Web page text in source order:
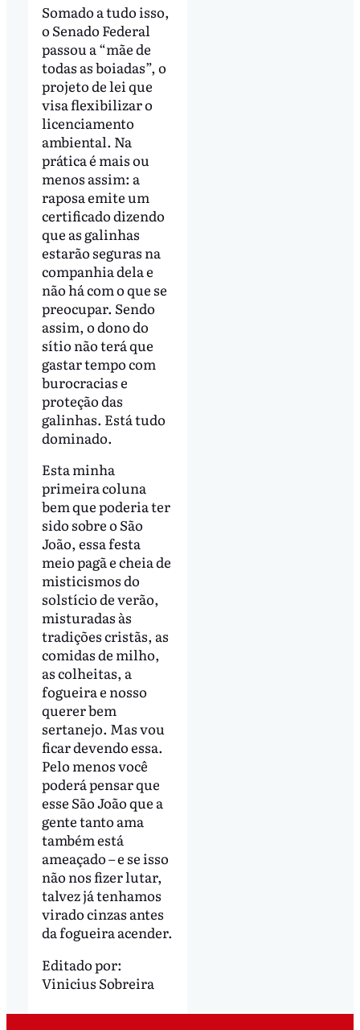
Somado a tudo isso,
o Senado Federal
passou a “mãe de
todas as boiadas”, o
projeto de lei que
visa flexibilizar o
licenciamento
ambiental. Na
prática é mais ou
menos assim: a
raposa emite um
certificado dizendo
que as galinhas
estarão seguras na
companhia dela e
não há com o que se
preocupar. Sendo
assim, o dono do
sítio não terá que
gastar tempo com
burocracias e
proteção das
galinhas. Está tudo
dominado.
Esta minha
primeira coluna
bem que poderia ter
sido sobre o São
João, essa festa
meio pagã e cheia de
misticismos do
solstício de verão,
misturadas às
tradições cristãs, as
comidas de milho,
as colheitas, a
fogueira e nosso
querer bem
sertanejo. Mas vou
ficar devendo essa.
Pelo menos você
poderá pensar que
esse São João que a
gente tanto ama
também está
ameaçado – e se isso
não nos fizer lutar,
talvez já tenhamos
virado cinzas antes
da fogueira acender.
Editado por:
Vinicius Sobreira